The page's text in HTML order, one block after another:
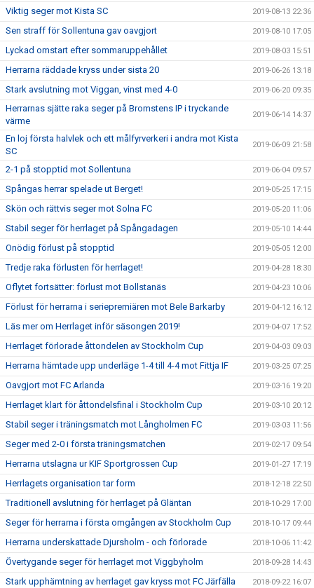
Viktig seger mot Kista SC 2019-08-13 22:36
Sen straff för Sollentuna gav oavgjort 2019-08-10 17:05
Lyckad omstart efter sommaruppehållet 2019-08-03 15:51
Herrarna räddade kryss under sista 20 2019-06-26 13:18
Stark avslutning mot Viggan, vinst med 4-0 2019-06-20 09:35
Herrarnas sjätte raka seger på Bromstens IP i tryckande
värme
2019-06-14 14:37
En loj första halvlek och ett målfyrverkeri i andra mot Kista
SC
2019-06-09 21:58
2-1 på stopptid mot Sollentuna 2019-06-04 09:57
Spångas herrar spelade ut Berget! 2019-05-25 17:15
Skön och rättvis seger mot Solna FC 2019-05-20 11:06
Stabil seger för herrlaget på Spångadagen 2019-05-10 14:44
Onödig förlust på stopptid 2019-05-05 12:00
Tredje raka förlusten för herrlaget! 2019-04-28 18:30
Oflytet fortsätter: förlust mot Bollstanäs 2019-04-23 10:06
Förlust för herrarna i seriepremiären mot Bele Barkarby 2019-04-12 16:12
Läs mer om Herrlaget inför säsongen 2019! 2019-04-07 17:52
Herrlaget förlorade åttondelen av Stockholm Cup 2019-04-03 09:03
Herrarna hämtade upp underläge 1-4 till 4-4 mot Fittja IF 2019-03-25 07:25
Oavgjort mot FC Arlanda 2019-03-16 19:20
Herrlaget klart för åttondelsfinal i Stockholm Cup 2019-03-10 20:12
Stabil seger i träningsmatch mot Långholmen FC 2019-03-03 11:56
Seger med 2-0 i första träningsmatchen 2019-02-17 09:54
Herrarna utslagna ur KIF Sportgrossen Cup 2019-01-27 17:19
Herrlagets organisation tar form 2018-12-18 22:50
Traditionell avslutning för herrlaget på Gläntan 2018-10-29 17:00
Seger för herrarna i första omgången av Stockholm Cup 2018-10-17 09:44
Herrarna underskattade Djursholm - och förlorade 2018-10-06 11:42
Övertygande seger för herrlaget mot Viggbyholm 2018-09-28 14:43
Stark upphämtning av herrlaget gav kryss mot FC Järfälla 2018-09-22 16:07